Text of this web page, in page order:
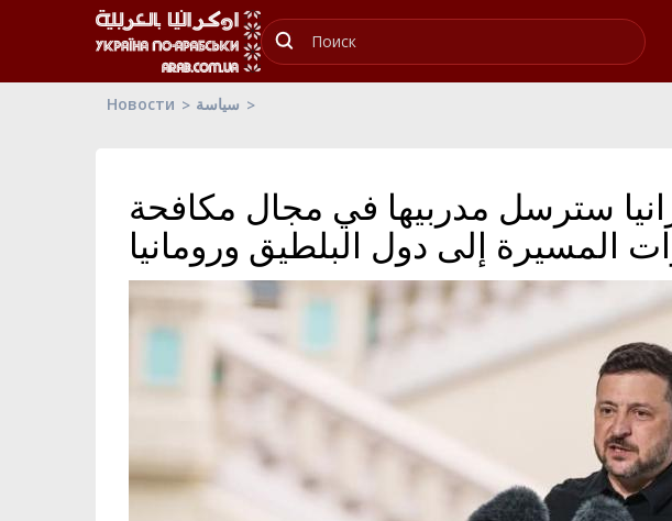
Новости سياسة
سترسل مدربيها في مجال مكافحة
المسيرة إلى دول البلطيق ورومانيا